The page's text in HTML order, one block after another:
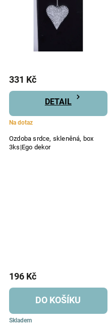
Ozdoba srdce, skleněná, box
3ks|Ego dekor
Na dotaz
331 Kč
DETAIL
Skladem
196 Kč
DO KOŠÍKU